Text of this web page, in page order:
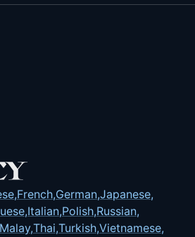
,French,German,Japanese,
,Italian,Polish,Russian,
Malay,Thai,Turkish,Vietnamese,